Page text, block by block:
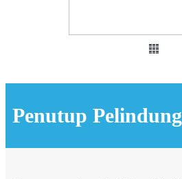
Penutup Pelindung